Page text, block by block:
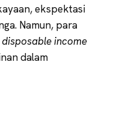
ekspektasi
Namun, para
disposable income
dalam